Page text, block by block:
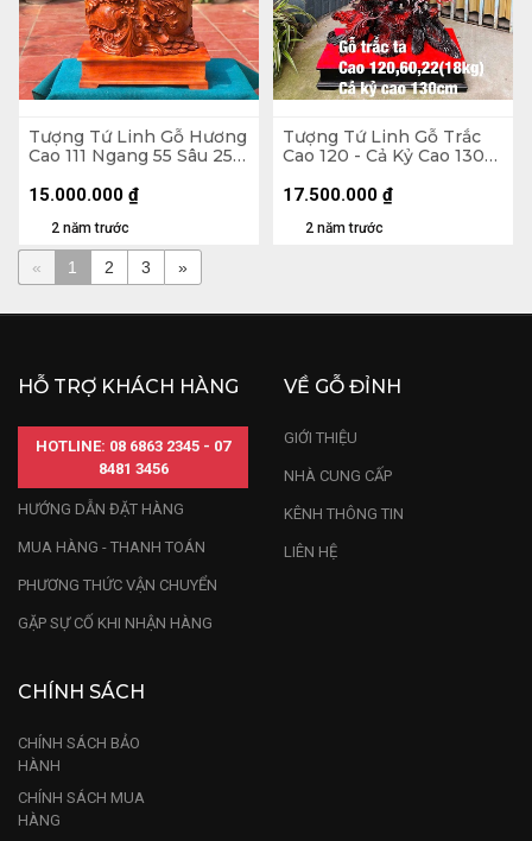
Tượng Tứ Linh Gỗ Hương
Cao 111 Ngang 55 Sâu 25
2 năm trước
15.000.000 ₫
Tượng Tứ Linh Gỗ Trắc
Cao 120 - Cả Kỷ Cao 130
2 năm trước
17.500.000 ₫
« 1 2 3 »
HỖ TRỢ KHÁCH HÀNG
HOTLINE: 08 6863 2345 - 07
8481 3456
HƯỚNG DẪN ĐẶT HÀNG
MUA HÀNG - THANH TOÁN
PHƯƠNG THỨC VẬN CHUYỂN
GẶP SỰ CỐ KHI NHẬN HÀNG
VỀ GỖ ĐỈNH
GIỚI THIỆU
NHÀ CUNG CẤP
KÊNH THÔNG TIN
LIÊN HỆ
CHÍNH SÁCH
CHÍNH SÁCH BẢO
HÀNH
CHÍNH SÁCH MUA
HÀNG